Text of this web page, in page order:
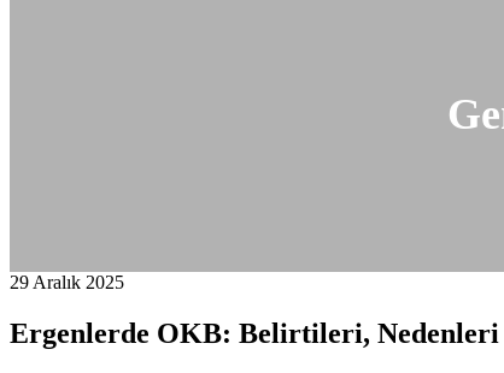
29 Aralık 2025
Ergenlerde OKB: Belirtileri,